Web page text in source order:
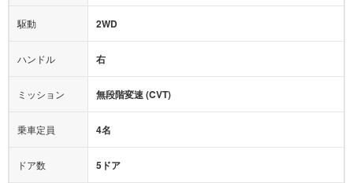
アダプティブクルーズコントロール
ヒルディセントコントロール
オートマチックハイビーム
駆動 2WD
ハンドル 右
ミッション 無段階変速 (CVT)
乗車定員 4名
ドア数 5ドア